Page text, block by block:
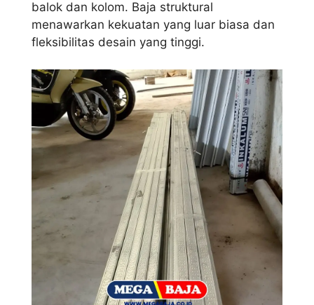
balok dan kolom. Baja struktural
menawarkan kekuatan yang luar biasa dan
fleksibilitas desain yang tinggi.